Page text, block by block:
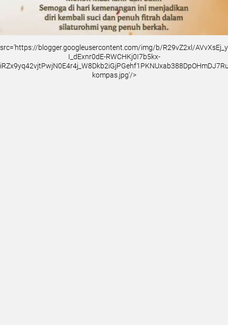
src='https://blogger.googleusercontent.com/img/b/R29vZ2xl/
I_dExnr0dE-RWCHKj0I7b5kx-
kompas.jpg'/>